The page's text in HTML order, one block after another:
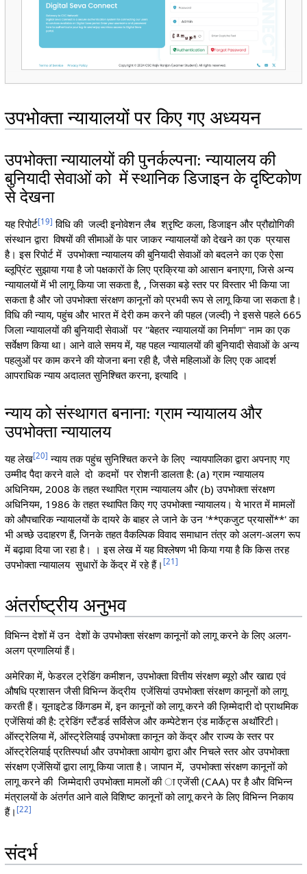
उपभोक्ता न्यायालयों पर किए गए अध्ययन
उपभोक्ता न्यायालयों की पुनर्कल्पना: न्यायालय की
बुनियादी सेवाओं को में स्थानिक डिजाइन के दृष्टिकोण
से देखना
यह रिपोर्ट[19] विधि की जल्दी इनोवेशन लैब श्रृष्टि कला, डिजाइन और प्रौद्योगिकी
संस्थान द्वारा विषयों की सीमाओं के पार जाकर न्यायालयों को देखने का एक प्रयास
है। इस रिपोर्ट में उपभोक्ता न्यायालय की बुनियादी सेवाओं को बदलने का एक ऐसा
ब्लूप्रिंट सुझाया गया है जो पक्षकारों के लिए प्रक्रिया को आसान बनाएगा, जिसे अन्य
न्यायालयों में भी लागू किया जा सकता है, , जिसका बड़े स्तर पर विस्तार भी किया जा
सकता है और जो उपभोक्ता संरक्षण कानूनों को प्रभवी रूप से लागू किया जा सकता है।
विधि की न्याय, पहुंच और भारत में देरी कम करने की पहल (जल्दी) ने इससे पहले 665
जिला न्यायालयों की बुनियादी सेवाओं पर "बेहतर न्यायालयों का निर्माण" नाम का एक
सर्वेक्षण किया था। आने वाले समय में, यह पहल न्यायालयों की बुनियादी सेवाओं के अन्य
पहलुओं पर काम करने की योजना बना रही है, जैसे महिलाओं के लिए एक आदर्श
आपराधिक न्याय अदालत सुनिश्चित करना, इत्यादि ।
न्याय को संस्थागत बनाना: ग्राम न्यायालय और
उपभोक्ता न्यायालय
यह लेख[20] न्याय तक पहुंच सुनिश्चित करने के लिए न्यायपालिका द्वारा अपनाए गए
उम्मीद पैदा करने वाले दो कदमों पर रोशनी डालता है: (a) ग्राम न्यायालय
अधिनियम, 2008 के तहत स्थापित ग्राम न्यायालय और (b) उपभोक्ता संरक्षण
अधिनियम, 1986 के तहत स्थापित किए गए उपभोक्ता न्यायालय। ये भारत में मामलों
को औपचारिक न्यायालयों के दायरे के बाहर ले जाने के उन '**एकजुट प्रयासों**' का
भी अच्छे उदाहरण हैं, जिनके तहत वैकल्पिक विवाद समाधान तंत्र को अलग-अलग रूप
में बढ़ावा दिया जा रहा है। । इस लेख में यह विश्लेषण भी किया गया है कि किस तरह
उपभोक्ता न्यायालय सुधारों के केंद्र में रहे हैं। [21 ]
अंतर्राष्ट्रीय अनुभव
विभिन्न देशों में उन देशों के उपभोक्ता संरक्षण कानूनों को लागू करने के लिए अलग-
अलग प्रणालियां हैं।
अमेरिका में, फेडरल ट्रेडिंग कमीशन, उपभोक्ता वित्तीय संरक्षण ब्यूरो और खाद्य एवं
औषधि प्रशासन जैसी विभिन्न केंद्रीय एजेंसियां उपभोक्ता संरक्षण कानूनों को लागू
करती हैं। यूनाइटेड किंगडम में, इन कानूनों को लागू करने की ज़िम्मेदारी दो प्राथमिक
एजेंसियां की है: ट्रेडिंग स्टैंडर्ड सर्विसेज और कम्पेटेशन एंड मार्केट्स अथॉरिटी।
ऑस्ट्रेलिया में, ऑस्ट्रेलियाई उपभोक्ता कानून को केंद्र और राज्य के स्तर पर
ऑस्ट्रेलियाई प्रतिस्पर्धा और उपभोक्ता आयोग द्वारा और निचले स्तर ओर उपभोक्ता
संरक्षण एजेंसियों द्वारा लागू किया जाता है। जापान में, उपभोक्ता संरक्षण कानूनों को
लागू करने की जिम्मेदारी उपभोक्ता मामलों की ा एजेंसी (CAA) पर है और विभिन्न
मंत्रालयों के अंतर्गत आने वाले विशिष्ट कानूनों को लागू करने के लिए विभिन्न निकाय
हैं। [22]
संदर्भ